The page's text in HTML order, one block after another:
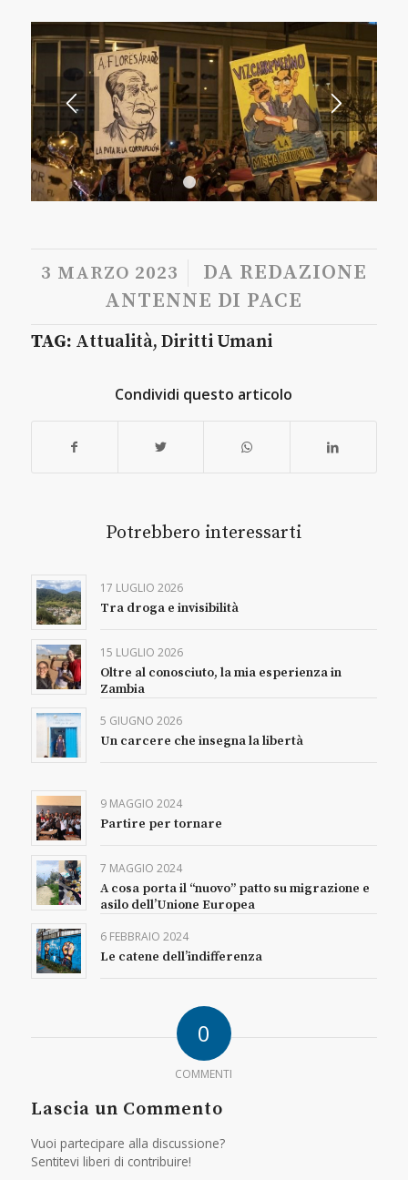
1 2 3
3 MARZO 2023
/ DA REDAZIONE
ANTENNE DI PACE
TAG: Attualità, Diritti Umani
Condividi questo articolo
Potrebbero interessarti
17 LUGLIO 2026
Tra droga e invisibilità
15 LUGLIO 2026
Oltre al conosciuto, la mia esperienza in
Zambia
5 GIUGNO 2026
Un carcere che insegna la libertà
9 MAGGIO 2024
Partire per tornare
7 MAGGIO 2024
A cosa porta il “nuovo” patto su migrazione e
asilo dell’Unione Europea
6 FEBBRAIO 2024
Le catene dell’indifferenza
0
COMMENTI
Lascia un Commento
Vuoi partecipare alla discussione?
Sentitevi liberi di contribuire!